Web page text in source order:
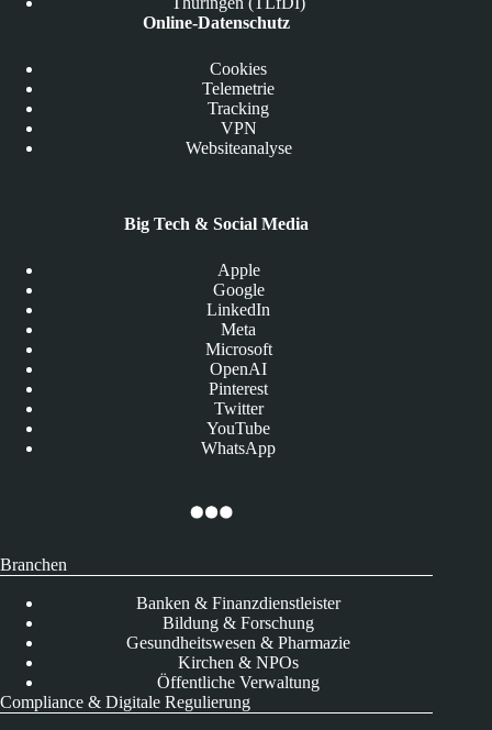
Online-Datenschutz
Cookies
Telemetrie
Tracking
VPN
Websiteanalyse
Big Tech & Social Media
Apple
Google
LinkedIn
Meta
Microsoft
OpenAI
Pinterest
Twitter
YouTube
WhatsApp
Branchen
Banken & Finanzdienstleister
Bildung & Forschung
Gesundheitswesen & Pharmazie
Kirchen & NPOs
Öffentliche Verwaltung
Compliance & Digitale Regulierung